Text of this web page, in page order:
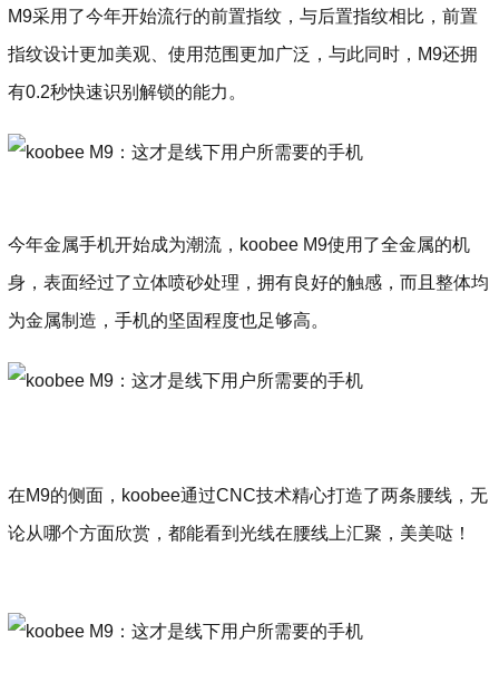
M9采用了今年开始流行的前置指纹，与后置指纹相比，前置
指纹设计更加美观、使用范围更加广泛，与此同时，M9还拥
有0.2秒快速识别解锁的能力。
今年金属手机开始成为潮流，koobee M9使用了全金属的机
身，表面经过了立体喷砂处理，拥有良好的触感，而且整体均
为金属制造，手机的坚固程度也足够高。
在M9的侧面，koobee通过CNC技术精心打造了两条腰线，无
论从哪个方面欣赏，都能看到光线在腰线上汇聚，美美哒！